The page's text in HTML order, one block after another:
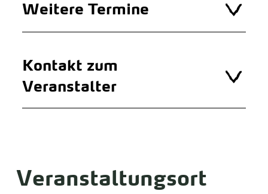
Weitere Termine
Kontakt zum
Veranstalter
Veranstaltungsort